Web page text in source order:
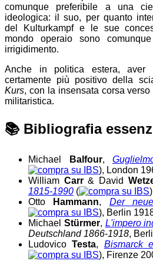
comunque preferibile a una
ideologica: il suo, per quanto
del Kulturkampf e le sue
mondo operaio sono
irrigidimento.
Anche in politica estera, aver
certamente più positivo della
Kurs, con la insensata corsa
militaristica.
📚 Bibliografia
Michael Balfour,
), London
William Carr& David
1815-1990 (
Otto
Hammann, Der
), Berlin
Michael Stürmer, L'impero
Deutschland 1866-1918,
LudovicoTesta, Bismarck
), Firenze